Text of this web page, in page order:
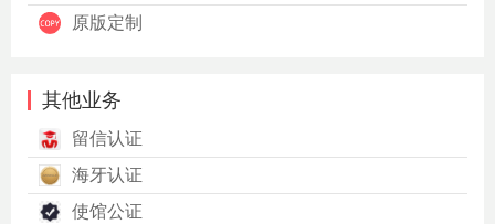
原版定制
其他业务
留信认证
海牙认证
使馆公证